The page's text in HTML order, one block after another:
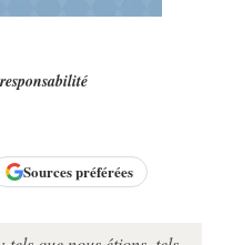
Sources préférées